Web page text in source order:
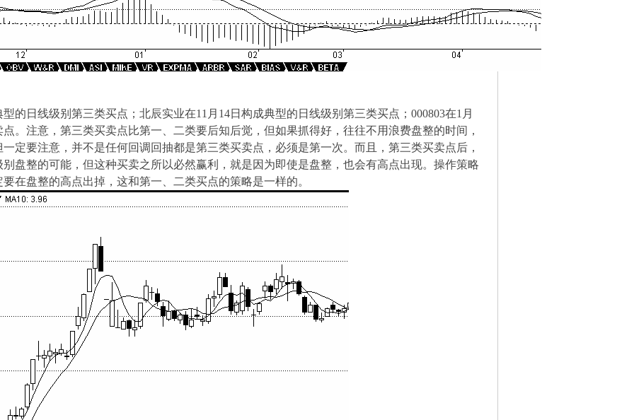
的日线级别第三类买点；北辰实业在11月14日构成典型的日线级别第三类买点；000803在1月
。注意，第三类买卖点比第一、二类要后知后觉，但如果抓得好，往往不用浪费盘整的时间，
定要注意，并不是任何回调回抽都是第三类买卖点，必须是第一次。而且，第三类买卖点后，
盘整的可能，但这种买卖之所以必然赢利，就是因为即使是盘整，也会有高点出现。操作策略
在盘整的高点出掉，这和第一、二类买点的策略是一样的。